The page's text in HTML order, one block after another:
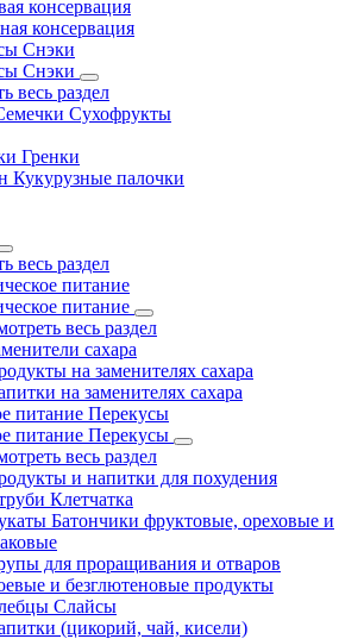
консервация
консервация
Снэки
Снэки
весь раздел
Сухофрукты
Гренки
Кукурузные палочки
весь раздел
питание
питание
весь раздел
сахара
на заменителях сахара
на заменителях сахара
питание Перекусы
питание Перекусы
весь раздел
и напитки для похудения
Клетчатка
Батончики фруктовые, ореховые и
для проращивания и отваров
и безглютеновые продукты
Слайсы
(цикорий, чай, кисели)